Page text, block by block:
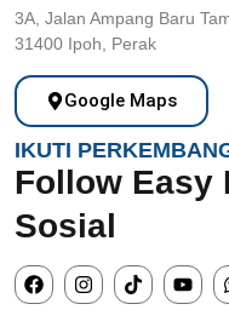
3A, Jalan Ampang Baru
31400 Ipoh, Perak
Google Maps
IKUTI
Follow Easy
Sosial